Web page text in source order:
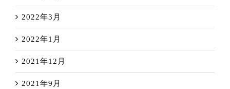
2022年3月
2022年1月
2021年12月
2021年9月